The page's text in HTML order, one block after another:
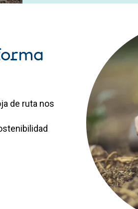
de ruta nos